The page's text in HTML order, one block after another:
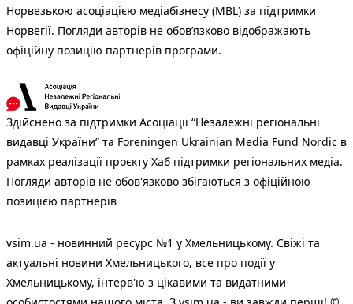
Норвезькою асоціацією медіабізнесу (MBL) за підтримки
Норвегії. Погляди авторів не обов’язково відображають
офіційну позицію партнерів програми.
Здійснено за підтримки Асоціації “Незалежні регіональні
видавці України” та Foreningen Ukrainian Media Fund Nordic в
рамках реалізації проєкту Хаб підтримки регіональних медіа.
Погляди авторів не обов'язково збігаються з офіційною
позицією партнерів
vsim.ua - новинний ресурс №1 у Хмельницькому. Свіжі та
актуальні новини Хмельницького, все про події у
Хмельницькому, інтерв'ю з цікавими та видатними